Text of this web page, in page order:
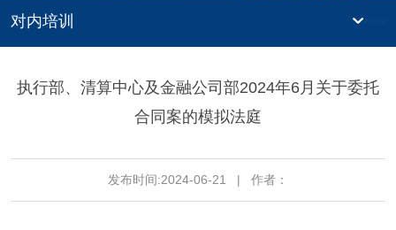
对内培训
执行部、清算中心及金融公司部2024年6月关于委托
合同案的模拟法庭
发布时间:2024-06-21 | 作者：